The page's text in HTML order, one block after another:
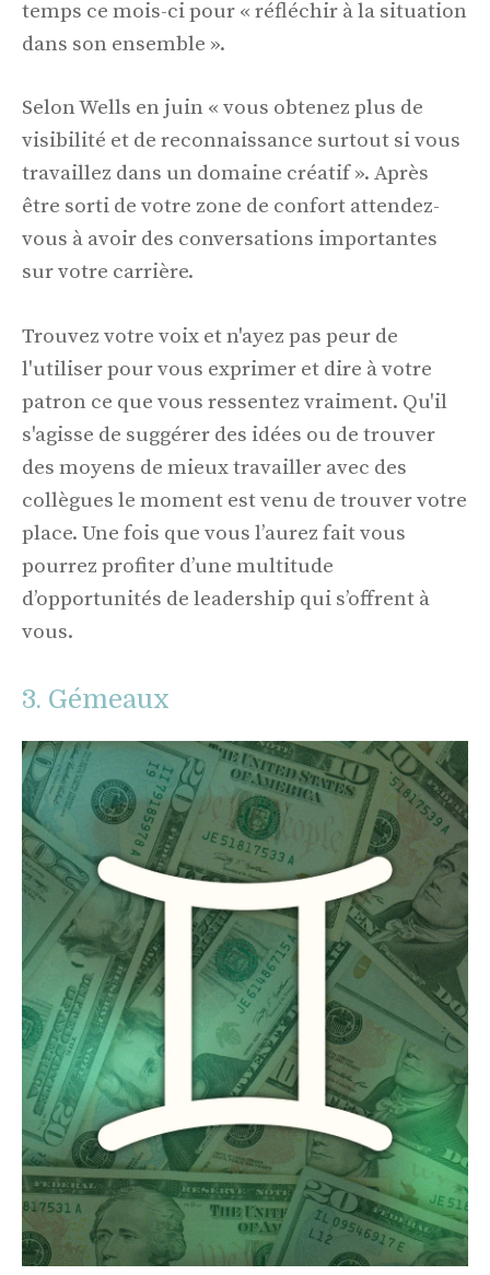
temps ce mois-ci pour « réfléchir à la situation
dans son ensemble ».
Selon Wells en juin « vous obtenez plus de
visibilité et de reconnaissance surtout si vous
travaillez dans un domaine créatif ». Après
être sorti de votre zone de confort attendez-
vous à avoir des conversations importantes
sur votre carrière.
Trouvez votre voix et n'ayez pas peur de
l'utiliser pour vous exprimer et dire à votre
patron ce que vous ressentez vraiment. Qu'il
s'agisse de suggérer des idées ou de trouver
des moyens de mieux travailler avec des
collègues le moment est venu de trouver votre
place. Une fois que vous l’aurez fait vous
pourrez profiter d’une multitude
d’opportunités de leadership qui s’offrent à
vous.
3. Gémeaux